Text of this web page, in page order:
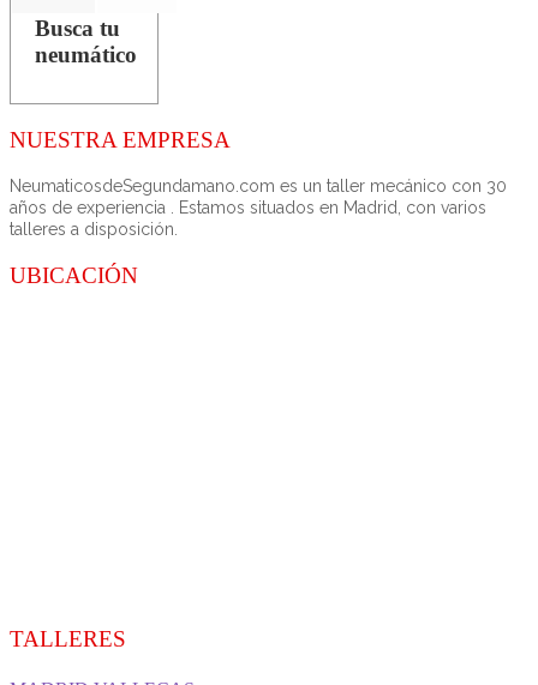
Busca tu
neumático
NUESTRA EMPRESA
NeumaticosdeSegundamano.com es un taller mecánico con 30
años de experiencia . Estamos situados en Madrid, con varios
talleres a disposición.
UBICACIÓN
TALLERES